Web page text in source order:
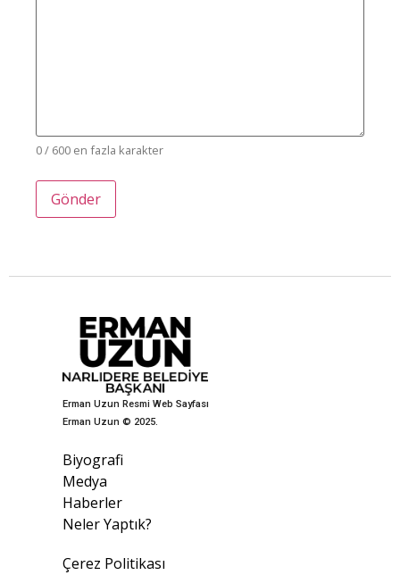
0 / 600 en fazla karakter
Erman Uzun Resmi Web Sayfası
Erman Uzun © 2025.
Biyografi
Medya
Haberler
Neler Yaptık?
Çerez Politikası